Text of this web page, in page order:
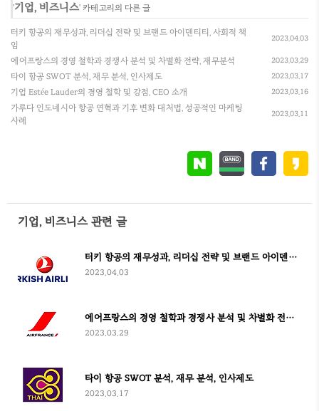
'기업, 비즈니스' 카테고리의 다른 글
터키 항공의 재무성과, 리더십 전략 및 브랜드 아이덴티티, 사회적 책
임
2023.04.03
에어프랑스의 경영 철학과 경쟁사 분석 및 차별화 전략, 재무분석 2023.03.29
타이 항공 SWOT 분석, 재무 분석, 인사제도 2023.03.17
기업 Estée Lauder의 경영 철학 및 강점, CEO 소개 2023.03.16
가루다 인도네시아 항공 연혁과 기후 변화 대처법, 성공적인 마케팅
사례
2023.03.11
기업, 비즈니스 관련 글
터키 항공의 재무성과, 리더십 전략 및 브랜드 아이덴티티, 사회적 책임
2023.04.03
에어프랑스의 경영 철학과 경쟁사 분석 및 차별화 전략, 재무분석
2023.03.29
타이 항공 SWOT 분석, 재무 분석, 인사제도
2023.03.17